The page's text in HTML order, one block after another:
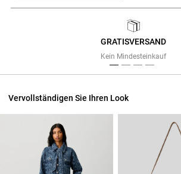
GRATISVERSAND
Kein Mindesteinkauf
Vervollständigen Sie Ihren Look